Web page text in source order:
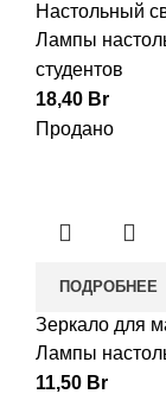
Настольный
Лампы
студентов
18,40 Br
Продано
ПОДРОБНЕЕ
Зеркало для
Лампы
11,50 Br